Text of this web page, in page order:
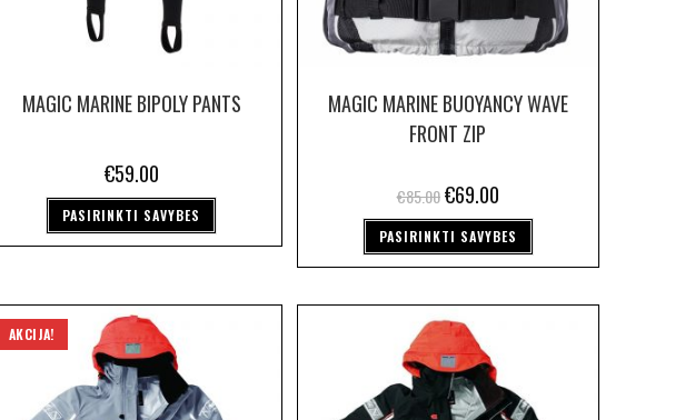
MAGIC MARINE BIPOLY PANTS
€59.00
PASIRINKTI SAVYBES
MAGIC MARINE BUOYANCY WAVE
FRONT ZIP
€85.00 €69.00
PASIRINKTI SAVYBES
AKCIJA!